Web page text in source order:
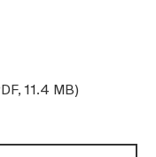
11.4 MB)